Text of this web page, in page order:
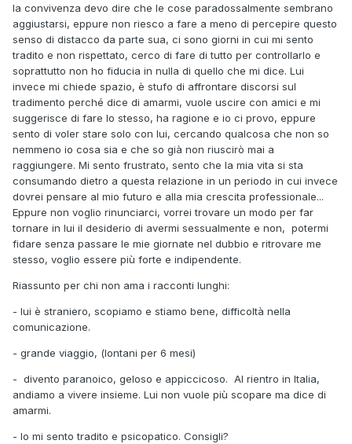
la convivenza devo dire che le cose paradossalmente sembrano
aggiustarsi, eppure non riesco a fare a meno di percepire questo
senso di distacco da parte sua, ci sono giorni in cui mi sento
tradito e non rispettato, cerco di fare di tutto per controllarlo e
soprattutto non ho fiducia in nulla di quello che mi dice. Lui
invece mi chiede spazio, è stufo di affrontare discorsi sul
tradimento perché dice di amarmi, vuole uscire con amici e mi
suggerisce di fare lo stesso, ha ragione e io ci provo, eppure
sento di voler stare solo con lui, cercando qualcosa che non so
nemmeno io cosa sia e che so già non riuscirò mai a
raggiungere. Mi sento frustrato, sento che la mia vita si sta
consumando dietro a questa relazione in un periodo in cui invece
dovrei pensare al mio futuro e alla mia crescita professionale...
Eppure non voglio rinunciarci, vorrei trovare un modo per far
tornare in lui il desiderio di avermi sessualmente e non, potermi
fidare senza passare le mie giornate nel dubbio e ritrovare me
stesso, voglio essere più forte e indipendente.
Riassunto per chi non ama i racconti lunghi:
- lui è straniero, scopiamo e stiamo bene, difficoltà nella
comunicazione.
- grande viaggio, (lontani per 6 mesi)
- divento paranoico, geloso e appiccicoso. Al rientro in Italia,
andiamo a vivere insieme. Lui non vuole più scopare ma dice di
amarmi.
- Io mi sento tradito e psicopatico. Consigli?